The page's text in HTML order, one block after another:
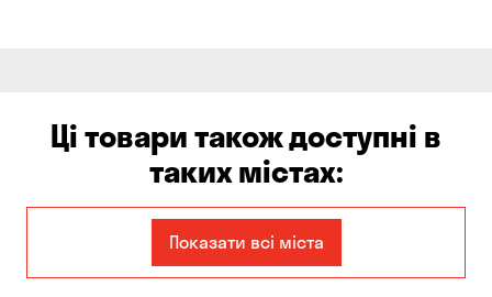
Ці товари також доступні в
таких містах:
Єлизаветівка
Авангард Бабурка
Показати всі міста